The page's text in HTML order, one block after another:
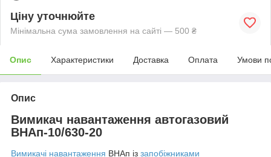
Ціну уточнюйте
Мінімальна сума замовлення на сайті — 500 ₴
Опис Характеристики Доставка Оплата Умови
Опис
Вимикач навантаження автогазовий
ВНАп-10/630-20
Вимикачі навантаження ВНАп із запобіжниками